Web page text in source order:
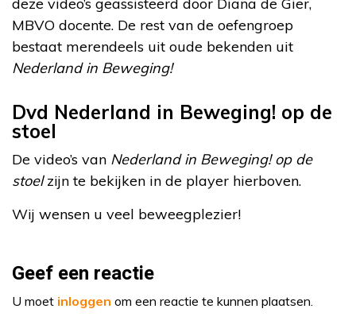
MBVO docente. De rest van de oefengroep
bestaat merendeels uit oude bekenden uit
Nederland in Beweging!
Dvd Nederland in Beweging! op de
stoel
De video’s van Nederland in Beweging! op de
stoelzijn te bekijken in de player hierboven.
Wij wensen u veel beweegplezier!
Geef een reactie
U moet inloggen om een reactie te kunnen plaatsen.